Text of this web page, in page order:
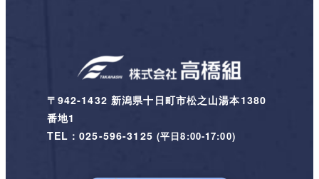
〒942-1432 新潟県十日町市松之山湯本1380
番地1
TEL：025-596-3125 (平日8:00-17:00)